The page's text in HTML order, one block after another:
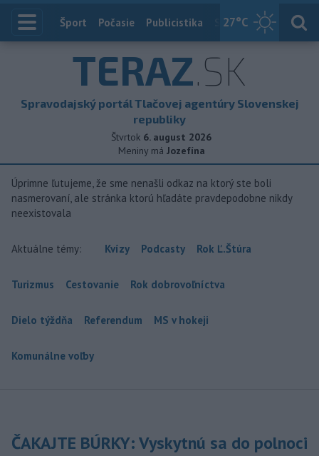
27°C
Index
Šport Počasie Publicistika Slovensko
TERAZ.SK
Spravodajský portál Tlačovej agentúry Slovenskej
republiky
Štvrtok 6. august 2026
Meniny má Jozefína
Úprimne ľutujeme, že sme nenašli odkaz na ktorý ste boli
nasmerovaní, ale stránka ktorú hľadáte pravdepodobne nikdy
neexistovala
Aktuálne témy: Kvízy Podcasty Rok Ľ.Štúra
Turizmus Cestovanie Rok dobrovoľníctva
Dielo týždňa Referendum MS v hokeji
Komunálne voľby
ČAKAJTE BÚRKY: Vyskytnú sa do polnoci